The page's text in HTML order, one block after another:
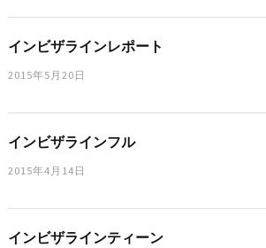
インビザラインレポート
2015年5月20日
インビザラインフル
2015年4月14日
インビザラインティーン